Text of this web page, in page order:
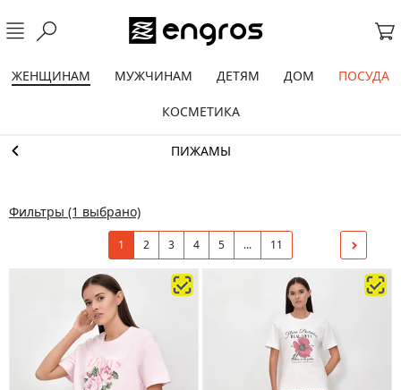
ЖЕНЩИНАМ МУЖЧИНАМ ДЕТЯМ ДОМ ПОСУДА
КОСМЕТИКА
ПИЖАМЫ
Фильтры (1 выбрано)
1 2 3 4 5 ... 11